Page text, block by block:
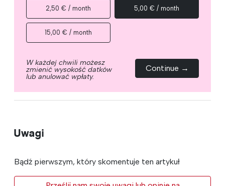
2,50 € / month 5,00 € / month
15,00 € / month
W każdej chwili możesz
zmienić wysokość datków
lub anulować wpłaty.
Continue →
Uwagi
Bądź pierwszym, który skomentuje ten artykuł